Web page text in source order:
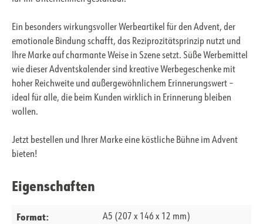
Ein besonders wirkungsvoller Werbeartikel für den Advent, der
emotionale Bindung schafft, das Reziprozitätsprinzip nutzt und
Ihre Marke auf charmante Weise in Szene setzt. Süße Werbemittel
wie dieser Adventskalender sind kreative Werbegeschenke mit
hoher Reichweite und außergewöhnlichem Erinnerungswert –
ideal für alle, die beim Kunden wirklich in Erinnerung bleiben
wollen.
Jetzt bestellen und Ihrer Marke eine köstliche Bühne im Advent
bieten!
Eigenschaften
Format: A5 (207 x 146 x 12 mm)